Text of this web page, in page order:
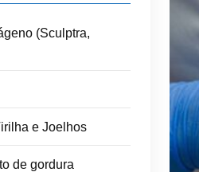
(Sculptra,
e Joelhos
de gordura